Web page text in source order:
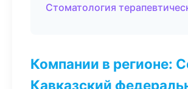
Стоматология
Компании в регионе:
Кавказский